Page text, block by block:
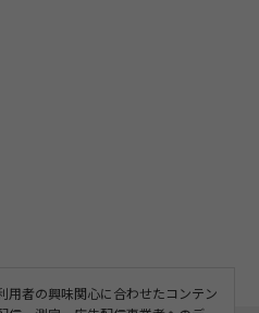
用者の興味関心に合わせたコンテン